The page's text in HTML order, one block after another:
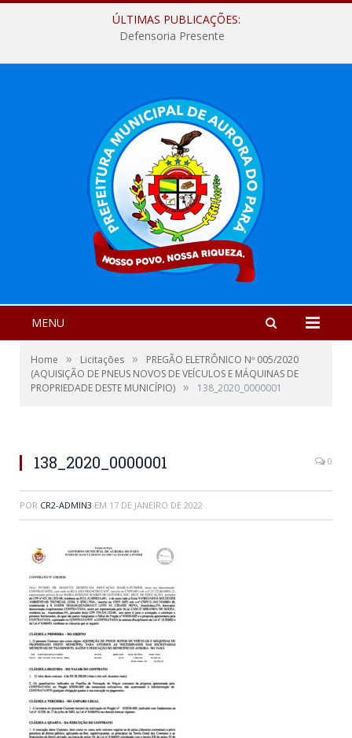
ÚLTIMAS PUBLICAÇÕES:
Defensoria Presente
MENU
Home » Licitações »
PREGÃO ELETRÔNICO Nº 005/2020
(AQUISIÇÃO DE PNEUS NOVOS DE VEÍCULOS E MÁQUINAS DE
PROPRIEDADE DESTE MUNICÍPIO) » 138_2020_0000001
138_2020_0000001 0
POR CR2-ADMIN3 EM 17 DE JANEIRO DE 2022